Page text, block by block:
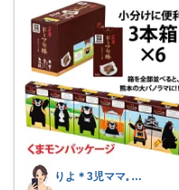
りよ＊3児ママ𓈒 𓏸 𓐍